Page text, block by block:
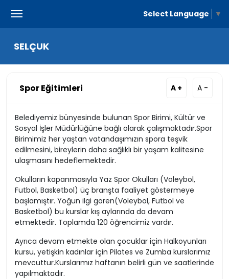
Select Language ▼
SELÇUK
Spor Eğitimleri A + A -
Belediyemiz bünyesinde bulunan Spor Birimi, Kültür ve
Sosyal İşler Müdürlüğüne bağlı olarak çalışmaktadır.Spor
Birimimiz her yaştan vatandaşımızın spora teşvik
edilmesini, bireylerin daha sağlıklı bir yaşam kalitesine
ulaşmasını hedeflemektedir.
Okulların kapanmasıyla Yaz Spor Okulları (Voleybol,
Futbol, Basketbol) üç branşta faaliyet göstermeye
başlamıştır. Yoğun ilgi gören(Voleybol, Futbol ve
Basketbol) bu kurslar kış aylarında da devam
etmektedir. Toplamda 120 öğrencimiz vardır.
Ayrıca devam etmekte olan çocuklar için Halkoyunları
kursu, yetişkin kadınlar için Pilates ve Zumba kurslarımız
mevcuttur.Kurslarımız haftanın belirli gün ve saatlerinde
yapılmaktadır.